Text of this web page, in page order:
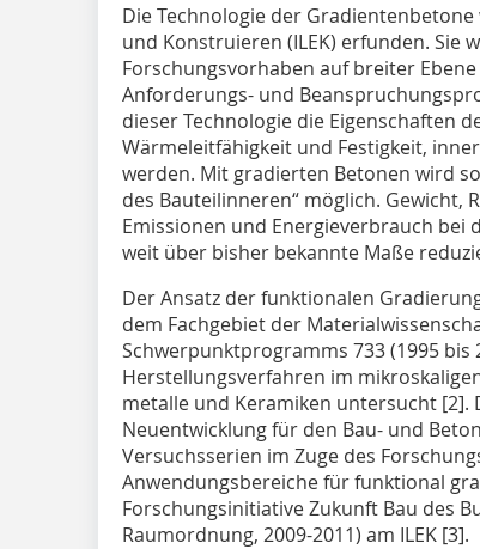
Die Technologie der
und Konstruieren (ILEK) erfunden. Sie
Forschungsvorhaben auf breiter
Anforderungs- und
dieser Technologie die Eigenschaften
Wärmeleitfähigkeit und Festigkeit,
werden. Mit gradierten Betonen wird
des Bauteilinneren“ möglich. Gewicht,
Emissionen und Energieverbrauch
weit über bisher bekannte Maße
Der Ansatz der funktionalen
dem Fachgebiet der
Schwerpunktprogramms 733 (1995 bis
Herstellungsverfahren im
metalle und Keramiken untersucht
Neu­entwicklung für den Bau- und
Versuchsserien im Zuge des
Anwendungsbereiche für funktional
Forschungsinitiative Zukunft Bau des
Raumordnung, 2009-2011) am ILEK [3].